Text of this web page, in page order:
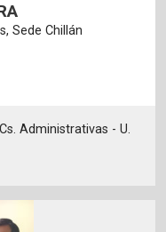
Sede Chillán
Administrativas - U.